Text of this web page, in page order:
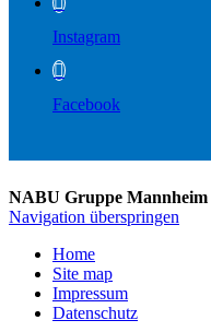
Instagram
Facebook
NABU Gruppe Mannheim
Navigation überspringen
Home
Site map
Impressum
Datenschutz